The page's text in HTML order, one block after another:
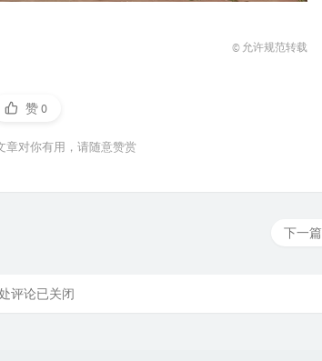
© 允许规范转载
赞0
章对你有用，请随意赞赏
下一篇
评论已关闭